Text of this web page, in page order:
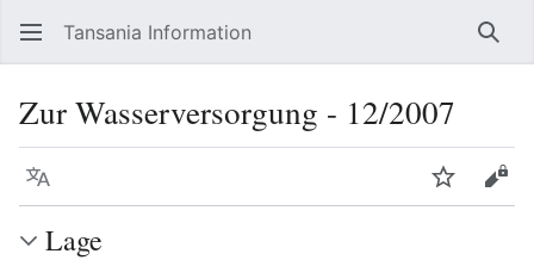
Tansania Information
Zur Wasserversorgung - 12/2007
Sprache
Lage